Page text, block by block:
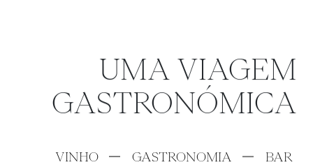
UMA VIAGEM
GASTRONÓMICA
VINHO GASTRONOMIA BAR